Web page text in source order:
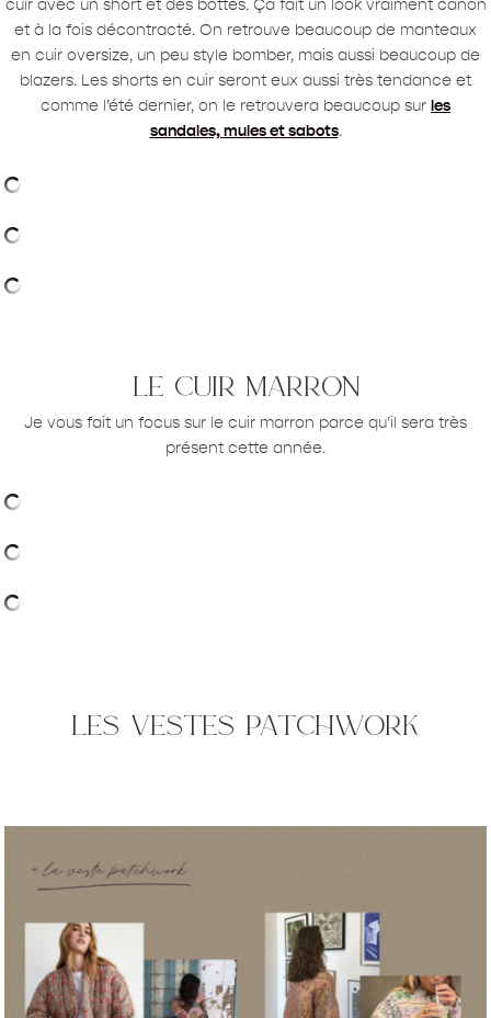
cuir avec un short et des bottes. Ça fait un look vraiment canon
et à la fois décontracté. On retrouve beaucoup de manteaux
en cuir oversize, un peu style bomber, mais aussi beaucoup de
blazers. Les shorts en cuir seront eux aussi très tendance et
comme l’été dernier, on le retrouvera beaucoup sur les
sandales, mules et sabots.
le cuir marron
Je vous fait un focus sur le cuir marron parce qu’il sera très
présent cette année.
les vestes patchwork